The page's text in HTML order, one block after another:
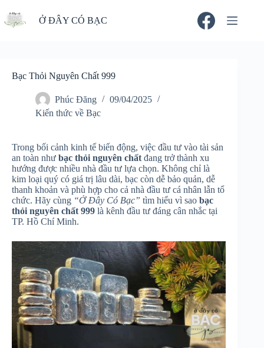
đến
phần
Ở ĐÂY CÓ BẠC
Bạc Thỏi Nguyên Chất 999
Phúc Đăng
09/04/2025
Kiến thức về Bạc
Trong bối cảnh kinh tế biến động, việc đầu tư vào tài sản
an toàn như bạc thỏi nguyên chất đang trở thành xu
hướng được nhiều nhà đầu tư lựa chọn. Không chỉ là
kim loại quý có giá trị lâu dài, bạc còn dễ bảo quản, dễ
thanh khoản và phù hợp cho cả nhà đầu tư cá nhân lẫn tổ
chức. Hãy cùng “Ở Đây Có Bạc” tìm hiểu vì sao bạc
thỏi nguyên chất 999 là kênh đầu tư đáng cân nhắc tại
TP. Hồ Chí Minh.